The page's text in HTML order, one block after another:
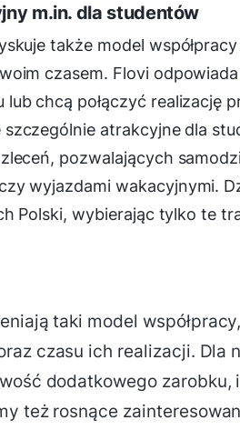
m.in. dla studentów
także model
czasem. Flovi
lub chcą połączyć realizację
atrakcyjne dla
pozwalających
wyjazdami wakacyjnymi.
Polski, wybierając tylko te
taki model
czasu ich realizacji. Dla
dodatkowego
też rosnące